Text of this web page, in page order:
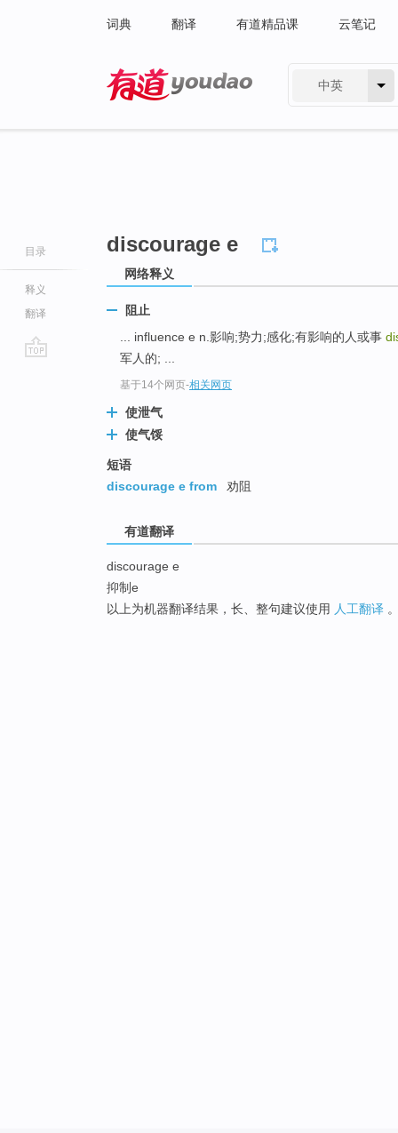
词典 翻译 有道精品课 云笔记
中英
目录
释义
翻译
discourage e
网络释义
阻止
... influence e n.影响;势力;感化;有影响的人或事
军人的; ...
基于14个网页-相关网页
使泄气
使气馁
短语
discourage e from
劝阻
有道翻译
discourage e
抑制e
以上为机器翻译结果，长、整句建议使用 人工翻译